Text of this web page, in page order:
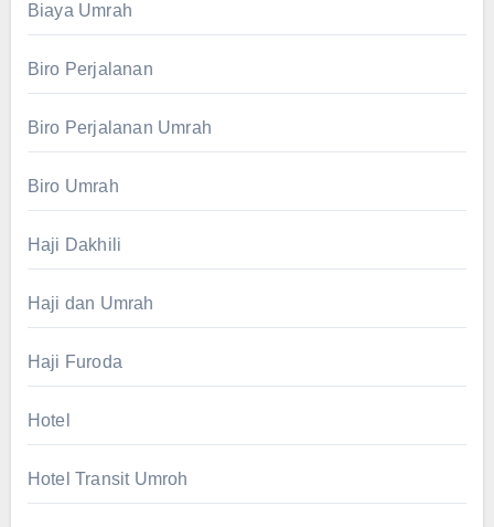
Biaya Umrah
Biro Perjalanan
Biro Perjalanan Umrah
Biro Umrah
Haji Dakhili
Haji dan Umrah
Haji Furoda
Hotel
Hotel Transit Umroh